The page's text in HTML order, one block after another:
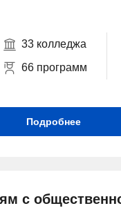
33 колледжа
66 программ
Подробнее
с